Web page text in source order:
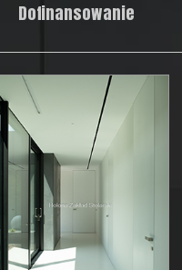
Dofinansowanie